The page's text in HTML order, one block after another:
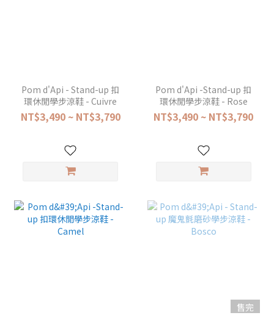
Pom d'Api - Stand-up 扣
環休閒學步涼鞋 - Cuivre
NT$3,490 ~ NT$3,790
Pom d'Api -Stand-up 扣
環休閒學步涼鞋 - Rose
NT$3,490 ~ NT$3,790
售完